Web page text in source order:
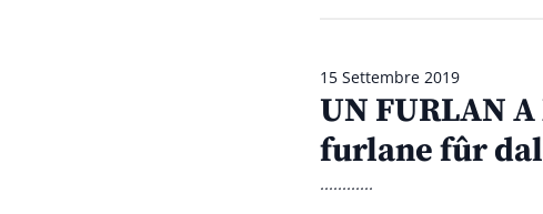
15 Settembre 2019
UN FURLAN
furlane fûr
............